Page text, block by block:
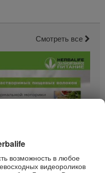
возможность в любое
видеороликов
Смотреть все
52:40